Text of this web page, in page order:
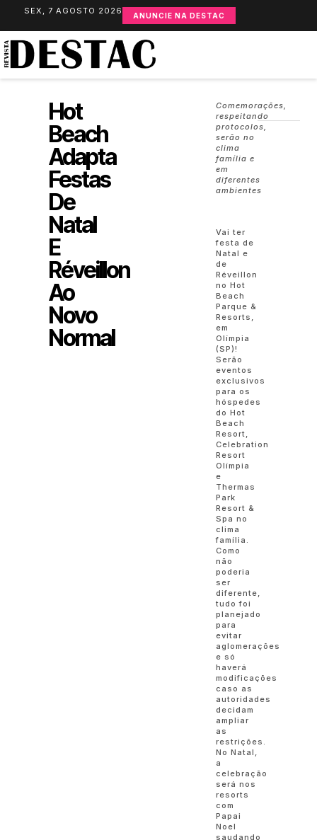
SEX, 7 AGOSTO 2026 ANUNCIE NA DESTAC
Hot
Beach
Adapta
Festas
De
Natal
E
Réveillon
Ao
Novo
Normal
Comemorações,
respeitando
protocolos,
serão no
clima
família e
em
diferentes
ambientes
Vai ter
festa de
Natal e
de
Réveillon
no Hot
Beach
Parque &
Resorts,
em
Olímpia
(SP)!
Serão
eventos
exclusivos
para os
hóspedes
do Hot
Beach
Resort,
Celebration
Resort
Olímpia
e
Thermas
Park
Resort &
Spa no
clima
família.
Como
não
poderia
ser
diferente,
tudo foi
planejado
para
evitar
aglomerações
e só
haverá
modificações
caso as
autoridades
decidam
ampliar
as
restrições.
No Natal,
a
celebração
será nos
resorts
com
Papai
Noel
saudando